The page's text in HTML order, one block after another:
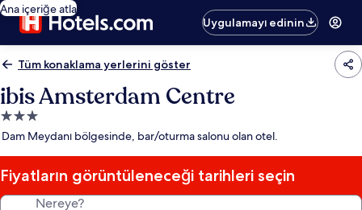
Ana içeriğe atla
Uygulamayı edinin
Tüm konaklama yerlerini göster
ibis Amsterdam Centre
3.0
yıldızlı
yeri
Dam Meydanı bölgesinde, bar/oturma salonu olan otel.
Fiyatların görüntüleneceği tarihleri seçin
Nereye?